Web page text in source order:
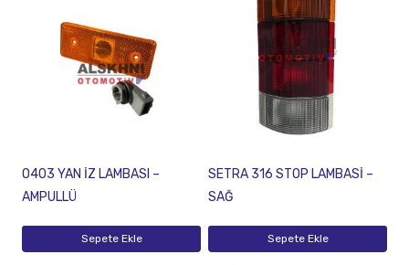
O403 YAN İZ LAMBASI –
AMPULLÜ
Sepete Ekle
SETRA 316 STOP LAMBASİ –
SAĞ
Sepete Ekle